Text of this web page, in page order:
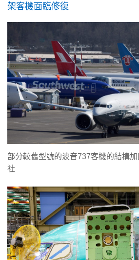
架客機面臨修復
部分較舊型號的波音737客機的結構
社